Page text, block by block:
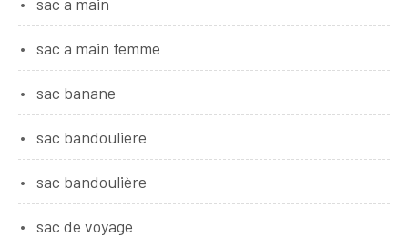
sac a main femme
sac banane
sac bandouliere
sac bandoulière
sac de voyage